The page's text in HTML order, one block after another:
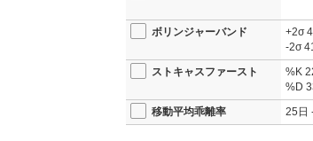
ボリンジャーバンド
+2σ
-2σ
ストキャスファースト
%K
%D
移動平均乖離率 25日